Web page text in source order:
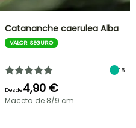
Catananche caerulea Alba
VALOR SEGURO
15
Desde4,90 €
Maceta de 8/9 cm